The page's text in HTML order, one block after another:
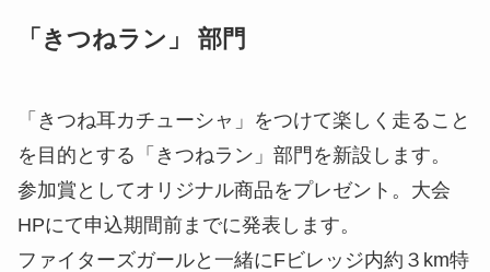
「きつねラン」 部門
「きつね耳カチューシャ」をつけて楽しく走ること
を目的とする「きつねラン」部門を新設します。
参加賞としてオリジナル商品をプレゼント。大会
HPにて申込期間前までに発表します。
ファイターズガールと一緒にFビレッジ内約３km特